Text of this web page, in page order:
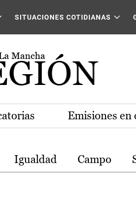
SITUACIONES COTIDIANAS
Emisiones en
Igualdad Campo